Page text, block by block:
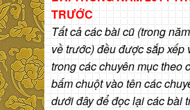
TRƯỚC
Tất cả các bài cũ (trong
về trước) đều được sắp xếp
trong các chuyên mục theo
bấm chuột vào tên các
dưới đây để đọc lại các bài